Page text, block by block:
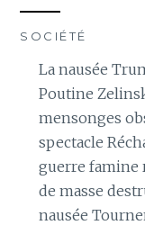
SOCIÉTÉ
La nausée
Poutine
mensonges
spectacle
guerre famine
de masse
nausée